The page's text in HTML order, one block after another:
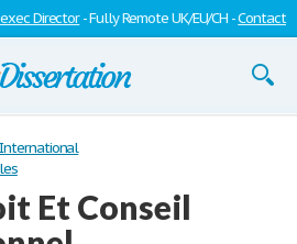
Director- Fully Remote UK/EU/CH -Contact
Et Conseil